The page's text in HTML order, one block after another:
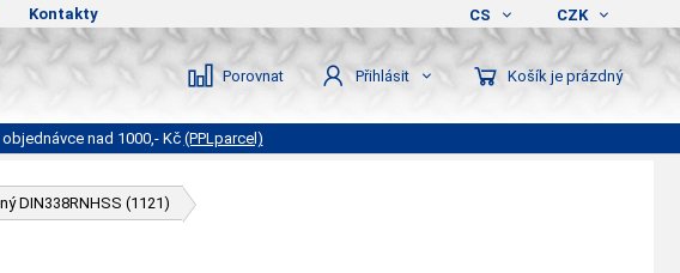
Kontakty CS CZK
Porovnat Přihlásit Košík je prázdný
nad 1000,- Kč (PPLparcel)
DIN338RNHSS (1121)